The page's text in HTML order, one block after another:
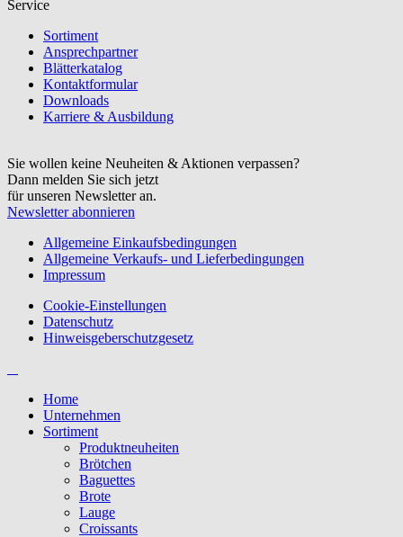
Service
Sortiment
Ansprechpartner
Blätterkatalog
Kontaktformular
Downloads
Karriere & Ausbildung
Sie wollen keine Neuheiten & Aktionen verpassen?
Dann melden Sie sich jetzt
für unseren Newsletter an.
Newsletter abonnieren
Allgemeine Einkaufsbedingungen
Allgemeine Verkaufs- und Lieferbedingungen
Impressum
Cookie-Einstellungen
Datenschutz
Hinweisgeberschutzgesetz
Home
Unternehmen
Sortiment
Produktneuheiten
Brötchen
Baguettes
Brote
Lauge
Croissants